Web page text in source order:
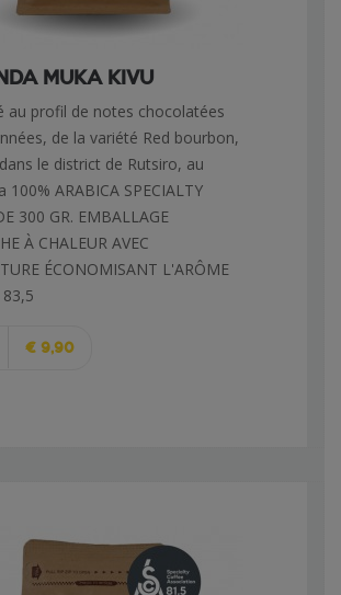
MUKA KIVU
au profil de notes chocolatées
de la variété Red bourbon,
le district de Rutsiro, au
100% ARABICA SPECIALTY
300 GR. EMBALLAGE
À CHALEUR AVEC
ÉCONOMISANT L'ARÔME
83,5
€ 9,90